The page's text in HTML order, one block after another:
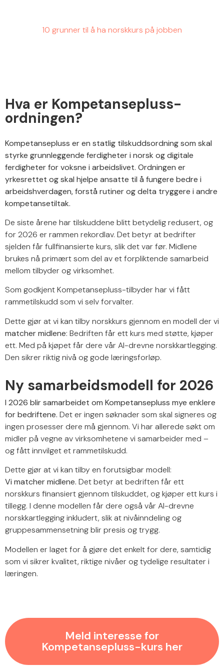
10 grunner til å ha norskkurs på jobben
Hva er Kompetansepluss-
ordningen?
Kompetansepluss er en statlig tilskuddsordning som skal
styrke grunnleggende ferdigheter i norsk og digitale
ferdigheter for voksne i arbeidslivet. Ordningen er
yrkesrettet og skal hjelpe ansatte til å fungere bedre i
arbeidshverdagen, forstå rutiner og delta tryggere i andre
kompetansetiltak.
De siste årene har tilskuddene blitt betydelig redusert, og
for 2026 er rammen rekordlav. Det betyr at bedrifter
sjelden får fullfinansierte kurs, slik det var før. Midlene
brukes nå primært som del av et forpliktende samarbeid
mellom tilbyder og virksomhet.
Som godkjent Kompetansepluss-tilbyder har vi fått
rammetilskudd som vi selv forvalter.
Dette gjør at vi kan tilby norskkurs gjennom en modell der vi
matcher midlene: Bedriften får ett kurs med støtte, kjøper
ett. Med på kjøpet får dere vår AI-drevne norskkartlegging.
Den sikrer riktig nivå og gode læringsforløp.
Ny samarbeidsmodell for 2026
I 2026 blir samarbeidet om Kompetansepluss mye enklere
for bedriftene. Det er ingen søknader som skal signeres og
ingen prosesser dere må gjennom. Vi har allerede søkt om
midler på vegne av virksomhetene vi samarbeider med –
og fått innvilget et rammetilskudd.
Dette gjør at vi kan tilby en forutsigbar modell:
Vi matcher midlene. Det betyr at bedriften får ett
norskkurs finansiert gjennom tilskuddet, og kjøper ett kurs i
tillegg. I denne modellen får dere også vår AI-drevne
norskkartlegging inkludert, slik at nivåinndeling og
gruppesammensetning blir presis og trygg.
Modellen er laget for å gjøre det enkelt for dere, samtidig
som vi sikrer kvalitet, riktige nivåer og tydelige resultater i
læringen.
Meld interesse for
Kompetansepluss-kurs her